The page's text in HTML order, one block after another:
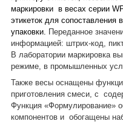
маркировки в весах серии
этикеток для сопоставления
упаковки. Переданное
информацией: штрих-код,
В лаборатории маркировка
режиме, в промышленных
Также весы оснащены
приготовления смеси, с
Функция «Формулирование»
компонентов и обогащены